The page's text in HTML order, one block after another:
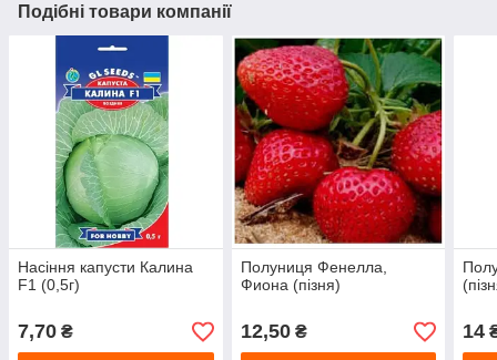
Подібні товари компанії
Насіння капусти Калина
F1 (0,5г)
7,70 ₴
Полуниця Фенелла,
Фиона (пізня)
12,50₴ 14